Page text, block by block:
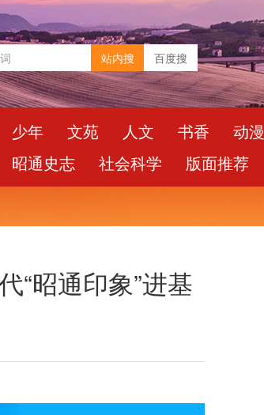
站内搜 百度搜
少年 文苑 人文 书香
动漫
昭通史志
社会科学 版面推荐
“昭通印象”进基